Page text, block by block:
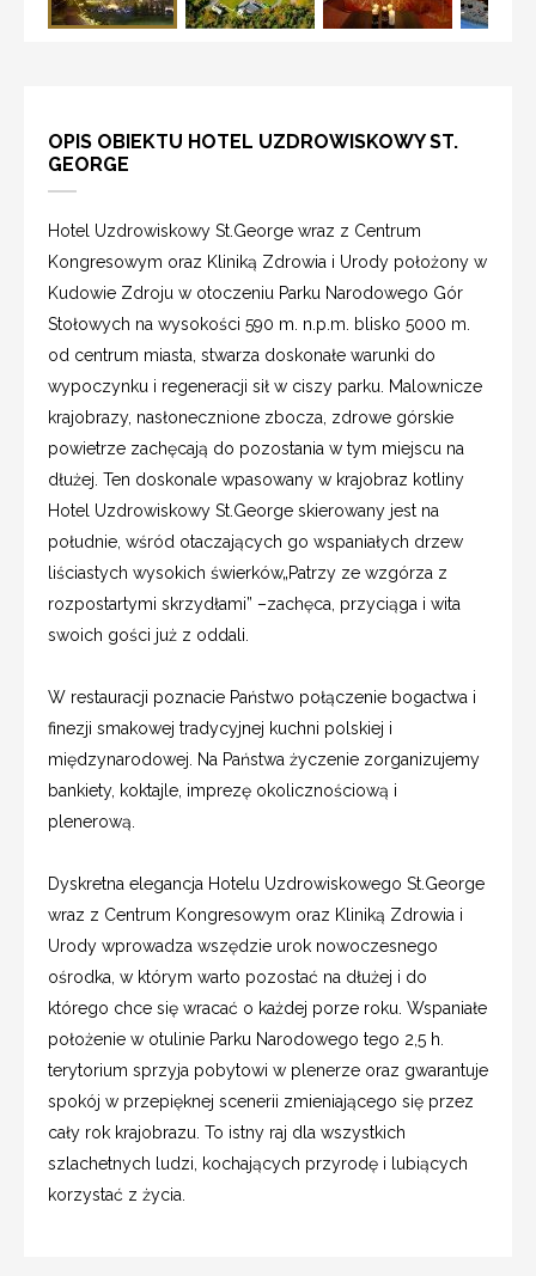
OPIS OBIEKTU HOTEL UZDROWISKOWY ST.
GEORGE
Hotel Uzdrowiskowy St.George wraz z Centrum
Kongresowym oraz Kliniką Zdrowia i Urody położony w
Kudowie Zdroju w otoczeniu Parku Narodowego Gór
Stołowych na wysokości 590 m. n.p.m. blisko 5000 m.
od centrum miasta, stwarza doskonałe warunki do
wypoczynku i regeneracji sił w ciszy parku. Malownicze
krajobrazy, nasłonecznione zbocza, zdrowe górskie
powietrze zachęcają do pozostania w tym miejscu na
dłużej. Ten doskonale wpasowany w krajobraz kotliny
Hotel Uzdrowiskowy St.George skierowany jest na
południe, wśród otaczających go wspaniałych drzew
liściastych wysokich świerków„Patrzy ze wzgórza z
rozpostartymi skrzydłami” –zachęca, przyciąga i wita
swoich gości już z oddali.
W restauracji poznacie Państwo połączenie bogactwa i
finezji smakowej tradycyjnej kuchni polskiej i
międzynarodowej. Na Państwa życzenie zorganizujemy
bankiety, koktajle, imprezę okolicznościową i
plenerową.
Dyskretna elegancja Hotelu Uzdrowiskowego St.George
wraz z Centrum Kongresowym oraz Kliniką Zdrowia i
Urody wprowadza wszędzie urok nowoczesnego
ośrodka, w którym warto pozostać na dłużej i do
którego chce się wracać o każdej porze roku. Wspaniałe
położenie w otulinie Parku Narodowego tego 2,5 h.
terytorium sprzyja pobytowi w plenerze oraz gwarantuje
spokój w przepięknej scenerii zmieniającego się przez
cały rok krajobrazu. To istny raj dla wszystkich
szlachetnych ludzi, kochających przyrodę i lubiących
korzystać z życia.